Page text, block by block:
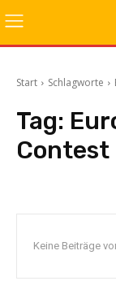
Start Schlagworte
Tag:
Contest
Keine Beiträge